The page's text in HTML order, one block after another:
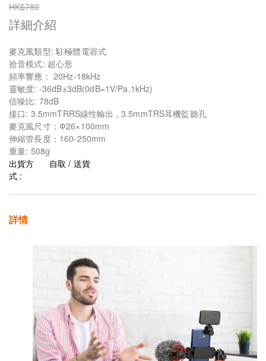
HK$780
詳細介紹
麥克風類型: 駐極體電容式
拾音模式: 超心形
頻率響應： 20Hz-18kHz
靈敏度: -36dB±3dB(0dB=1V/Pa,1kHz)
信噪比: 78dB
接口: 3.5mmTRRS線性輸出 , 3.5mmTRS耳機監聽孔
麥克風尺寸：Ф26×100mm
伸縮管長度：160-250mm
重量: 508g
出貨方
式 :
自取 / 送貨
詳情